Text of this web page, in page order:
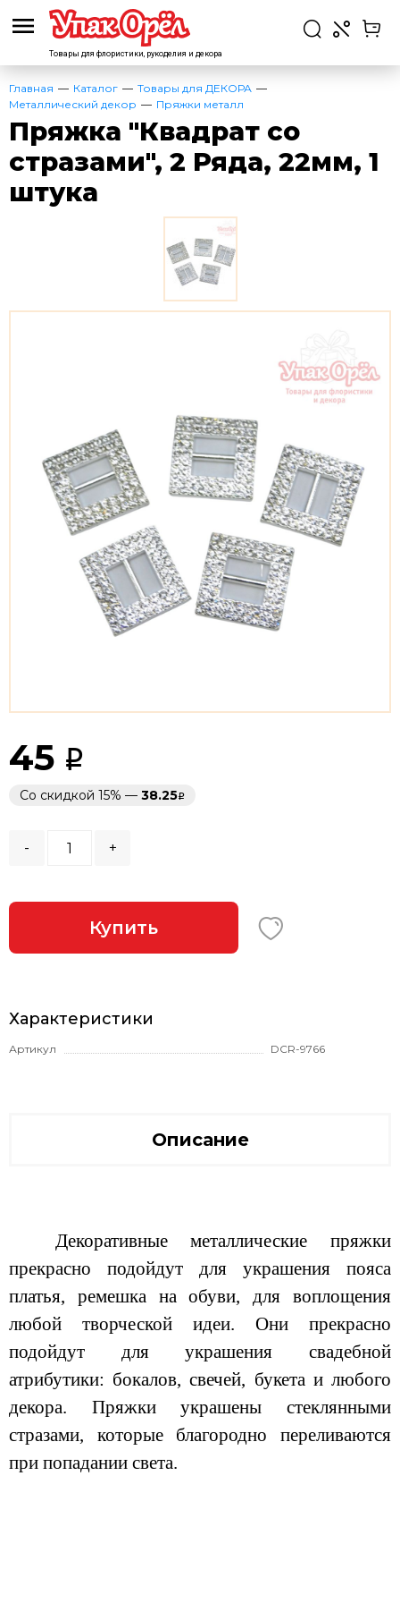
Товары для флористики, рукоделия и декора
Главная Каталог
Товары для ДЕКОРА
Металлический декор
Пряжки металл
Пряжка "Квадрат со
стразами", 2 Ряда, 22мм, 1
штука
45
Со скидкой 15% — 38.25
- +
Купить
Характеристики
Артикул DCR-9766
Описание
Декоративные металлические пряжки
прекрасно подойдут для украшения пояса
платья, ремешка на обуви, для воплощения
любой творческой идеи. Они прекрасно
подойдут для украшения свадебной
атрибутики: бокалов, свечей, букета и любого
декора. Пряжки украшены стеклянными
стразами, которые благородно переливаются
при попадании света.